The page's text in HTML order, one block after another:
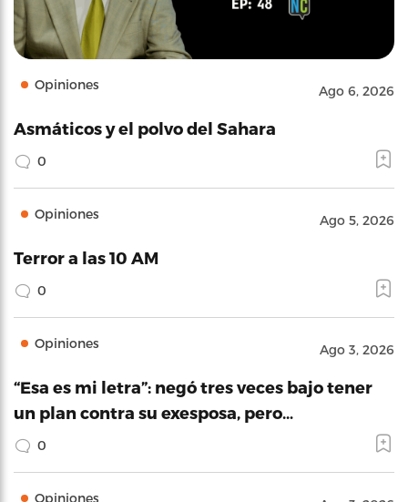
Opiniones Ago 6, 2026
Asmáticos y el polvo del Sahara
0
Opiniones Ago 5, 2026
Terror a las 10 AM
0
Opiniones Ago 3, 2026
“Esa es mi letra”: negó tres veces bajo tener
un plan contra su exesposa, pero…
0
Opiniones